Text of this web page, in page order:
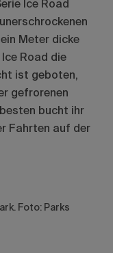
Ice Road
Meter dicke
Road die
ist geboten,
gefrorenen
bucht ihr
Fahrten auf der
Foto: Parks